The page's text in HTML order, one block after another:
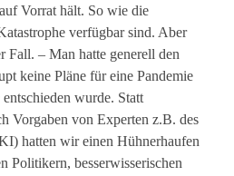
Vorrat hält. So wie die
verfügbar sind. Aber
Fall. – Man hatte generell den
keine Pläne für eine Pandemie
wurde. Statt
Vorgaben von Experten z.B. des
hatten wir einen Hühnerhaufen
Politikern, besserwisserischen